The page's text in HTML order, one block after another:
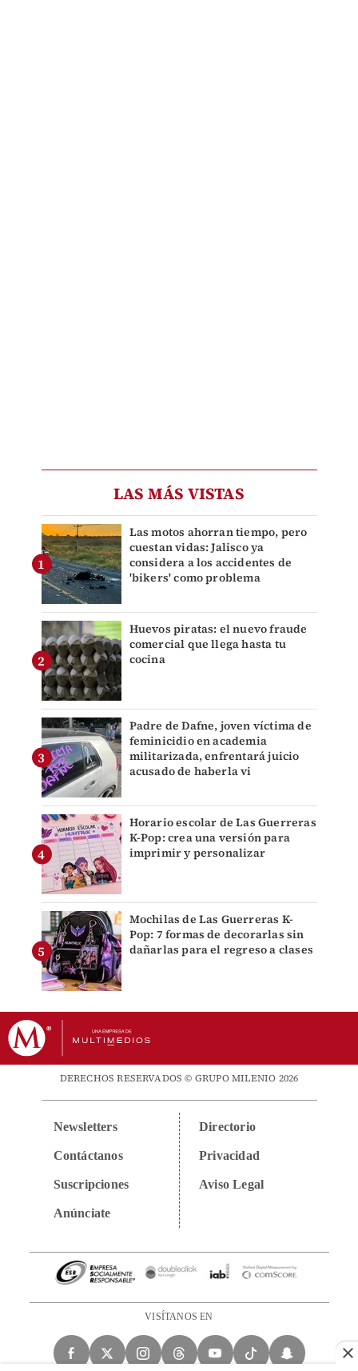
LAS MÁS VISTAS
Las motos ahorran tiempo, pero
cuestan vidas: Jalisco ya
considera a los accidentes de
'bikers' como problema
Huevos piratas: el nuevo fraude
comercial que llega hasta tu
cocina
Padre de Dafne, joven víctima de
feminicidio en academia
militarizada, enfrentará juicio
acusado de haberla vi
Horario escolar de Las Guerreras
K-Pop: crea una versión para
imprimir y personalizar
Mochilas de Las Guerreras K-
Pop: 7 formas de decorarlas sin
dañarlas para el regreso a clases
DERECHOS RESERVADOS © GRUPO MILENIO 2026
Newsletters
Contáctanos
Suscripciones
Anúnciate
Directorio
Privacidad
Aviso Legal
VISÍTANOS EN